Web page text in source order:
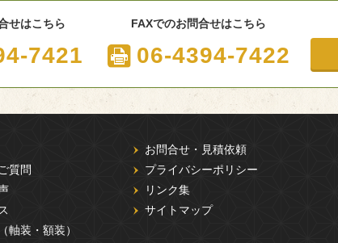
せはこちら
7421
FAXでのお問合せはこちら
06-4394-7422
質問
軸装・額装）
お問合せ・見積依頼
プライバシーポリシー
リンク集
サイトマップ